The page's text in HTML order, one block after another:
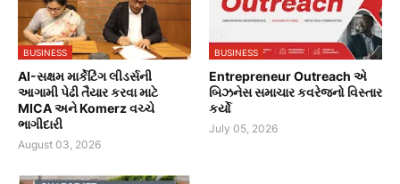
BUSINESS
AI-સક્ષમ માર્કેટિંગ લીડર્સની
આગામી પેઢી તૈયાર કરવા માટે
MICA અને Komerz વચ્ચે
ભાગીદારી
August 03, 2026
BUSINESS
Entrepreneur Outreach એ
બિઝનેસ સમાચાર કવરેજનો વિસ્તાર
કર્યો
July 05, 2026